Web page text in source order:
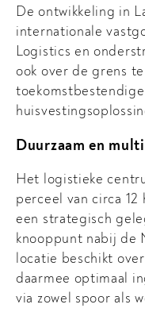
De ontwikkeling in
internationale
Logistics en
ook over de grens
Duurzaam en
Het logistieke
perceel van circa
een strategisch
knooppunt nabij de
locatie beschikt
daarmee optimaal
via zowel spoor als